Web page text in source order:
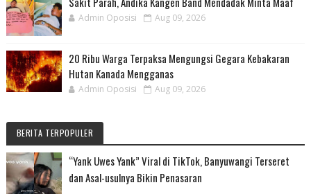
Admin Oposisi Aug 09, 2026
20 Ribu Warga Terpaksa Mengungsi Gegara Kebakaran
Hutan Kanada Mengganas
Admin Oposisi Aug 09, 2026
BERITA TERPOPULER
“Yank Uwes Yank” Viral di TikTok, Banyuwangi Terseret
dan Asal-usulnya Bikin Penasaran